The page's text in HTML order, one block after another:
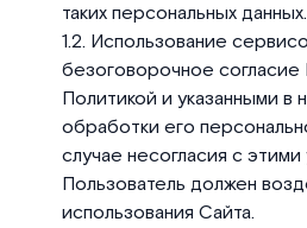
таких персональных данных.
Использование
безоговорочное согласие
Политикой и указанными в
обработки его
случае несогласия с
Пользователь должен
использования Сайта.